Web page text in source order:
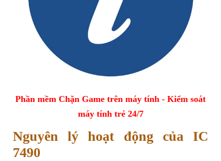
Phần mềm Chặn Game trên máy tính - Kiểm soát
máy tính trẻ 24/7
Nguyên lý hoạt động của IC
7490